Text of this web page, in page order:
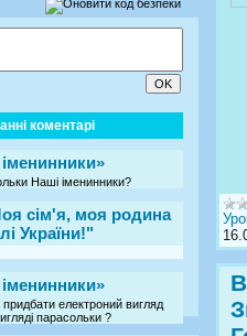
коментарі
Наші іменинники?
сім'я, моя родина
України!"
електроний вигляд
парасольки ?